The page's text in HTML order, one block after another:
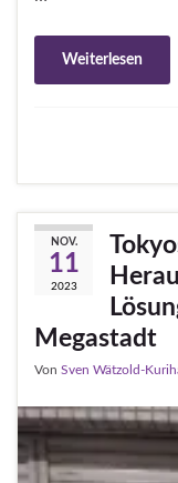
Weiterlesen
NOV.
11
2023
Megastadt
Von Sven Wätzold-